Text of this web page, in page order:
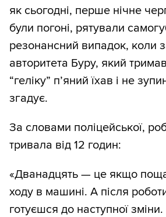
як сьогодні, перше нічне
були погоні, рятували
резонансний випадок, коли
авторитета Буру, який
“геліку” п’яний їхав і не
згадує.
За словами поліцейської,
тривала від 12 годин:
«Дванадцять — це якщо
ходу в машині. А після
готуєшся до наступної